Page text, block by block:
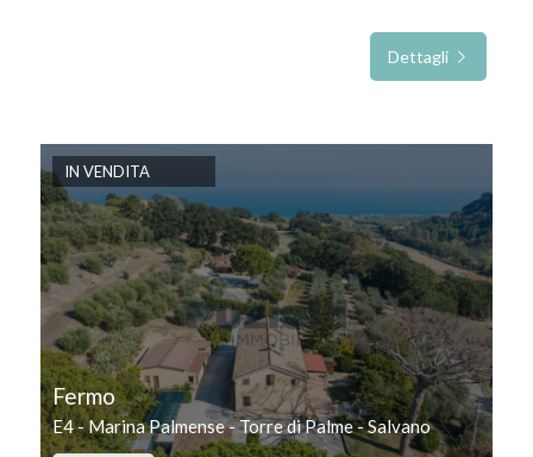
Dettagli
IN VENDITA
Fermo
E4 - Marina Palmense - Torre di Palme - Salvano